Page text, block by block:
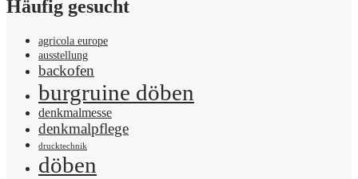
Häufig gesucht
agricola europe
ausstellung
backofen
burgruine döben
denkmalmesse
denkmalpflege
drucktechnik
döben